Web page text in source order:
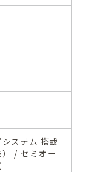
ステム 搭載
/ セミオー